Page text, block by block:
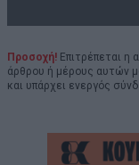
Προσοχή! Επιτρέπεται
άρθρου ή μέρους αυτών
και υπάρχει ενεργός